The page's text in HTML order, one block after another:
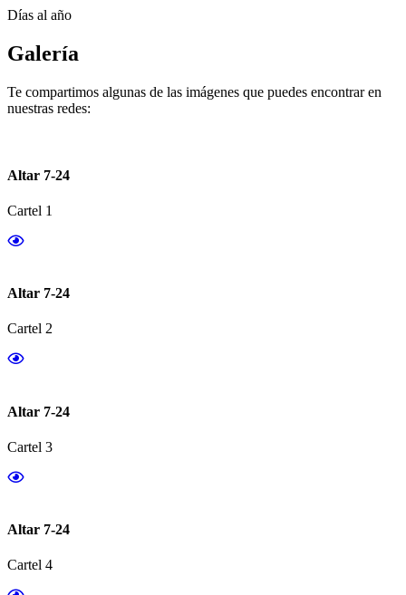
Días al año
Galería
Te compartimos algunas de las imágenes que puedes encontrar en
nuestras redes:
Altar 7-24
Cartel 1
Altar 7-24
Cartel 2
Altar 7-24
Cartel 3
Altar 7-24
Cartel 4